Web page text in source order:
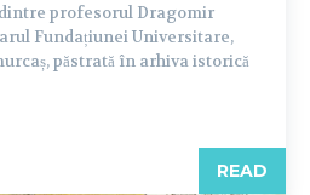
profesorul Dragomir
Fundațiunei Universitare,
păstrată în arhiva istorică
READ